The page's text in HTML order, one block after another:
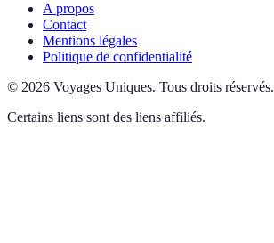
A propos
Contact
Mentions légales
Politique de confidentialité
© 2026 Voyages Uniques. Tous droits réservés.
Certains liens sont des liens affiliés.